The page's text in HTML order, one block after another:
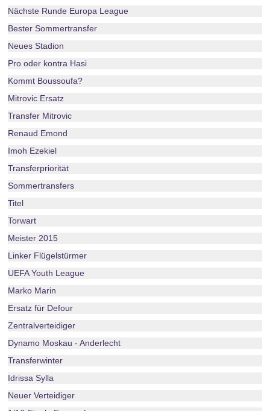
Nächste Runde Europa League
Bester Sommertransfer
Neues Stadion
Pro oder kontra Hasi
Kommt Boussoufa?
Mitrovic Ersatz
Transfer Mitrovic
Renaud Emond
Imoh Ezekiel
Transferpriorität
Sommertransfers
Titel
Torwart
Meister 2015
Linker Flügelstürmer
UEFA Youth League
Marko Marin
Ersatz für Defour
Zentralverteidiger
Dynamo Moskau - Anderlecht
Transferwinter
Idrissa Sylla
Neuer Verteidiger